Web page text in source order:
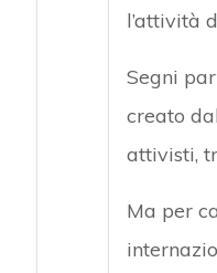
l’attività
Segni
creato
attivisti,
Ma per